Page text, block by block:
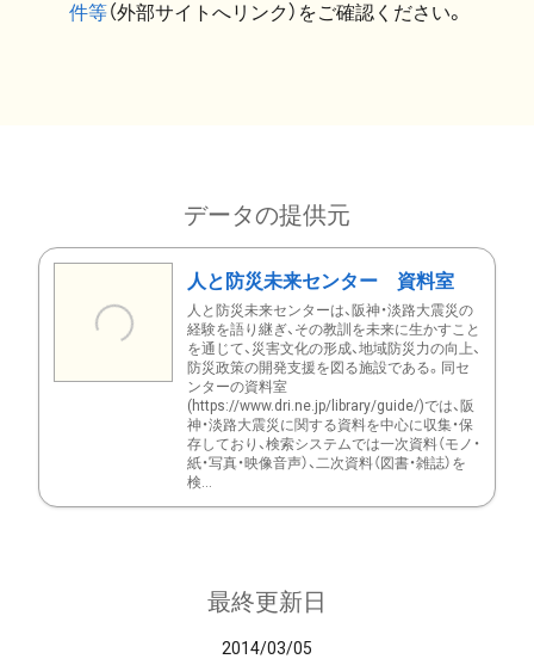
件等（外部サイトへリンク）をご確認ください。
データの提供元
人と防災未来センター 資料室
人と防災未来センターは、阪神・淡路大震災の
経験を語り継ぎ、その教訓を未来に生かすこと
を通じて、災害文化の形成、地域防災力の向上、
防災政策の開発支援を図る施設である。同セ
ンターの資料室
(https://www.dri.ne.jp/library/guide/)では、阪
神・淡路大震災に関する資料を中心に収集・保
存しており、検索システムでは一次資料（モノ・
紙・写真・映像音声）、二次資料（図書・雑誌）を
検...
最終更新日
2014/03/05